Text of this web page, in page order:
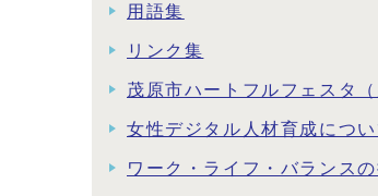
用語集
リンク集
茂原市ハートフルフェスタ
女性デジタル人材育成につい
ワーク・ライフ・バランス